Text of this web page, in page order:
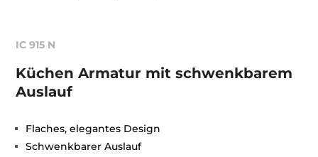
IC 915 N
Küchen Armatur mit schwenkbarem
Auslauf
Flaches, elegantes Design
Schwenkbarer Auslauf